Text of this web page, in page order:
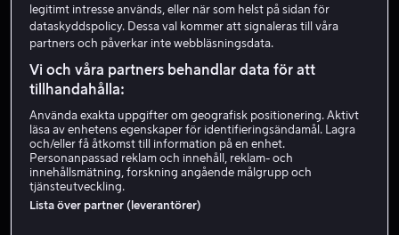
Can You Ever Forgive Me?
15 år
HD
Hyr 49 kr
legitimt intresse används, eller när som helst på sidan för
dataskyddspolicy. Dessa val kommer att signaleras till våra
partners och påverkar inte webbläsningsdata.
Vi och våra partners behandlar data för att
tillhandahålla:
Använda exakta uppgifter om geografisk positionering. Aktivt
läsa av enhetens egenskaper för identifieringsändamål. Lagra
och/eller få åtkomst till information på en enhet.
Personanpassad reklam och innehåll, reklam- och
innehållsmätning, forskning angående målgrupp och
tjänsteutveckling.
Lista över partner (leverantörer)